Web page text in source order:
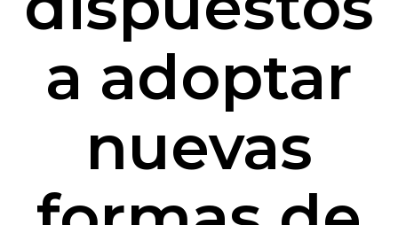
a adoptar
nuevas